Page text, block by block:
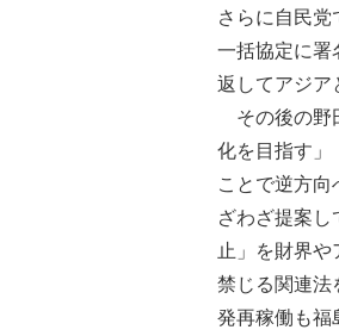
さらに自民
一括協定に署
返してアジア
その後の野
化を目指す」
ことで逆方
ざわざ提案
止」を財界
禁じる関連法
発再稼働も福